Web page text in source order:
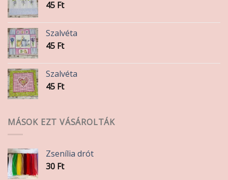
45 Ft
Szalvéta
45 Ft
Szalvéta
45 Ft
MÁSOK EZT VÁSÁROLTÁK
Zsenília drót
30 Ft